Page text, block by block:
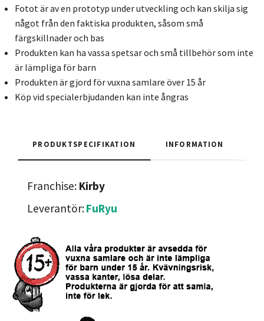
Fotot är av en prototyp under utveckling och kan skilja sig
något från den faktiska produkten, såsom små
färgskillnader och bas
Produkten kan ha vassa spetsar och små tillbehör som inte
är lämpliga för barn
Produkten är gjord för vuxna samlare över 15 år
Köp vid specialerbjudanden kan inte ångras
PRODUKTSPECIFIKATION INFORMATION
Franchise: Kirby
Leverantör:FuRyu